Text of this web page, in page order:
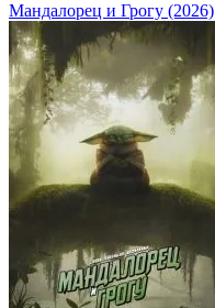
Мандалорец и Грогу (2026)